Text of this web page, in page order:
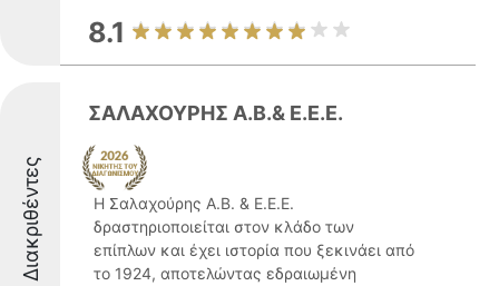
8.1
Διακριθέντες
ΣΑΛΑΧΟΥΡΗΣ Α.Β.& Ε.Ε.Ε.
Η Σαλαχούρης Α.Β. & Ε.Ε.Ε.
δραστηριοποιείται στον κλάδο των
επίπλων και έχει ιστορία που ξεκινάει από
το 1924, αποτελώντας εδραιωμένη